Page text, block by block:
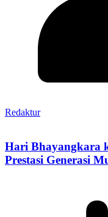
Redaktur
Hari Bhayangkara
Prestasi Generasi